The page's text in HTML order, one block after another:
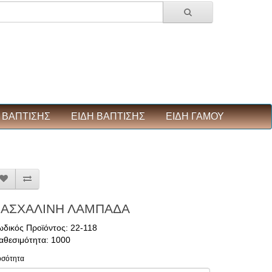
ΕΙΔΗ ΒΑΠΤΙΣΗΣ ΕΙΔΗ ΓΑΜΟΥ
ΛΑΜΠΑΔΑ
Προϊόντος: 22-118
1000